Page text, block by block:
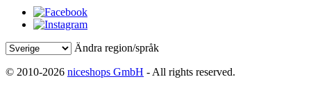
Ändra region/språk
© 2010-2026 niceshops GmbH - All rights reserved.